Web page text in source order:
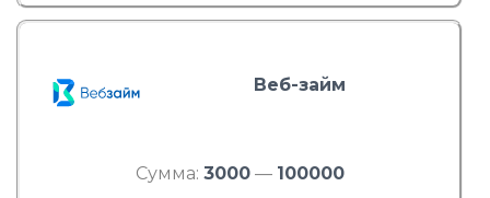
Веб-займ
Сумма: 3000— 100000